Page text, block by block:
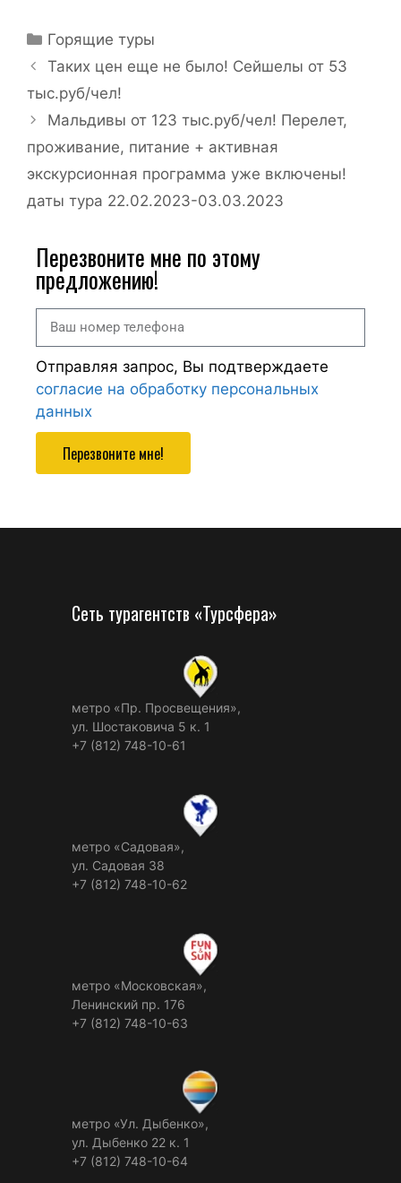
Горящие туры
Таких цен еще не было! Сейшелы от 53
тыс.руб/чел!
Мальдивы от 123 тыс.руб/чел! Перелет,
проживание, питание + активная
экскурсионная программа уже включены!
даты тура 22.02.2023-03.03.2023
Перезвоните мне по этому
предложению!
Отправляя запрос, Вы подтверждаете
согласие на обработку персональных
данных
Перезвоните мне!
Сеть турагентств «Турсфера»
метро «Пр. Просвещения»,
ул. Шостаковича 5 к. 1
+7 (812) 748-10-61
метро «Садовая»,
ул. Садовая 38
+7 (812) 748-10-62
метро «Московская»,
Ленинский пр. 176
+7 (812) 748-10-63
метро «Ул. Дыбенко»,
ул. Дыбенко 22 к. 1
+7 (812) 748-10-64